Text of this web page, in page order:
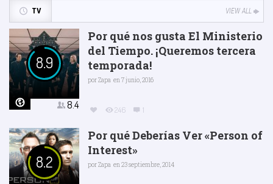
TV VIEW ALL
8.9
8.4
Por qué nos gusta El Ministerio
del Tiempo. ¡Queremos tercera
temporada!
porZapa en 7 junio, 2016
246 1
8.2
Por qué Deberías Ver «Person of
Interest»
porZapa en 23 septiembre, 2014